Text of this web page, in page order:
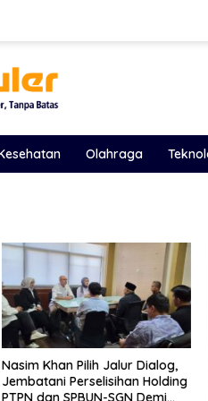
Olahraga
Eko Febriyanto Datangi DPRD
Situbondo, Tantang Adu Data
LHP BPK Soal Klaim Tiga RSUD